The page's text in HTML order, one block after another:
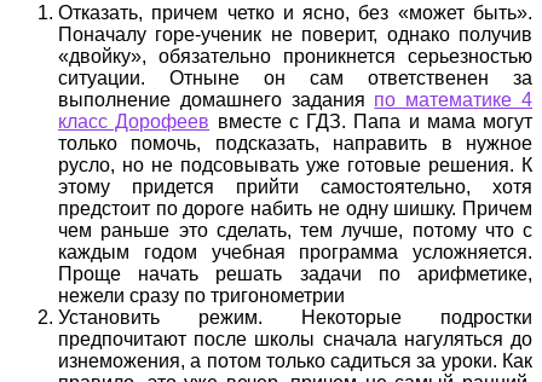
Отказать, причем четко и ясно, без «может быть».
Поначалу горе-ученик не поверит, однако получив
«двойку», обязательно проникнется серьезностью
ситуации. Отныне он сам ответственен за
выполнение домашнего задания по математике 4
класс Дорофеев вместе с ГДЗ. Папа и мама могут
только помочь, подсказать, направить в нужное
русло, но не подсовывать уже готовые решения. К
этому придется прийти самостоятельно, хотя
предстоит по дороге набить не одну шишку. Причем
чем раньше это сделать, тем лучше, потому что с
каждым годом учебная программа усложняется.
Проще начать решать задачи по арифметике,
нежели сразу по тригонометрии
Установить режим. Некоторые подростки
предпочитают после школы сначала нагуляться до
изнеможения, а потом только садиться за уроки. Как